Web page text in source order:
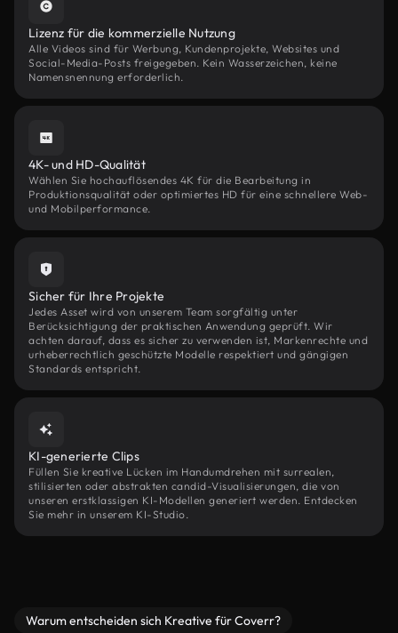
Lizenz für die kommerzielle Nutzung
Alle Videos sind für Werbung, Kundenprojekte, Websites und
Social-Media-Posts freigegeben. Kein Wasserzeichen, keine
Namensnennung erforderlich.
4K- und HD-Qualität
Wählen Sie hochauflösendes 4K für die Bearbeitung in
Produktionsqualität oder optimiertes HD für eine schnellere Web-
und Mobilperformance.
Sicher für Ihre Projekte
Jedes Asset wird von unserem Team sorgfältig unter
Berücksichtigung der praktischen Anwendung geprüft. Wir
achten darauf, dass es sicher zu verwenden ist, Markenrechte und
urheberrechtlich geschützte Modelle respektiert und gängigen
Standards entspricht.
KI-generierte Clips
Füllen Sie kreative Lücken im Handumdrehen mit surrealen,
stilisierten oder abstrakten candid-Visualisierungen, die von
unseren erstklassigen KI-Modellen generiert werden. Entdecken
Sie mehr in unserem KI-Studio.
Warum entscheiden sich Kreative für Coverr?